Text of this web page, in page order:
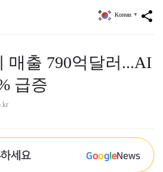
share
Korean ▼
매출 790억달러...AI
급증
세요 GoogleNews